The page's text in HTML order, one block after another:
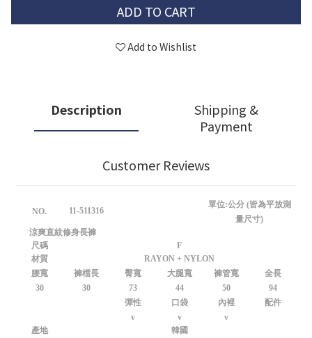
ADD TO CART
Add to Wishlist
Description
Shipping &
Payment
Customer Reviews
NO. 11-511316
單位:公分 (皆為平放測
量尺寸)
涼爽直紋修身長褲
尺碼
F
材質
RAYON + NYLON
腰寬
褲檔長 臀寬 大腿寬 褲管寬
全長
30
30 73 44 50
94
彈性
口袋 內裡
配件
v
v
v
產地
韓國